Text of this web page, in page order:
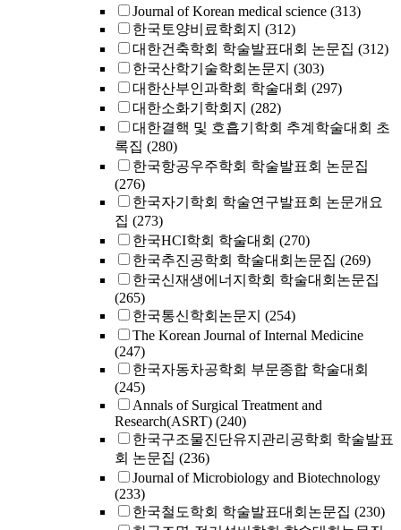
Journal of Korean medical science (313)
한국토양비료학회지 (312)
대한건축학회 학술발표대회 논문집 (312)
한국산학기술학회논문지 (303)
대한산부인과학회 학술대회 (297)
대한소화기학회지 (282)
대한결핵 및 호흡기학회 추계학술대회 초
록집 (280)
한국항공우주학회 학술발표회 논문집
(276)
한국자기학회 학술연구발표회 논문개요
집 (273)
한국HCI학회 학술대회 (270)
한국추진공학회 학술대회논문집 (269)
한국신재생에너지학회 학술대회논문집
(265)
한국통신학회논문지 (254)
The Korean Journal of Internal Medicine
(247)
한국자동차공학회 부문종합 학술대회
(245)
Annals of Surgical Treatment and
Research(ASRT) (240)
한국구조물진단유지관리공학회 학술발표
회 논문집 (236)
Journal of Microbiology and Biotechnology
(233)
한국철도학회 학술발표대회논문집 (230)